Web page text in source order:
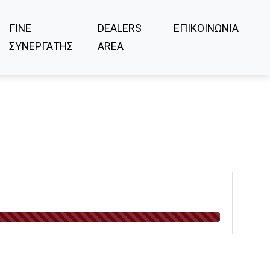
ΓΙΝΕ
ΣΥΝΕΡΓΑΤΗΣ
DEALERS
AREA
ΕΠΙΚΟΙΝΩΝΙΑ